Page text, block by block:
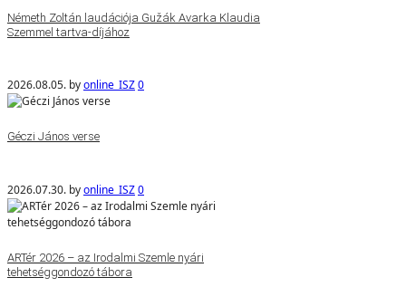
Németh Zoltán laudációja Gužák Avarka Klaudia
Szemmel tartva-díjához
2026.08.05. byonline_ISZ0
Géczi János verse
2026.07.30. byonline_ISZ0
ARTér 2026 – az Irodalmi Szemle nyári
tehetséggondozó tábora